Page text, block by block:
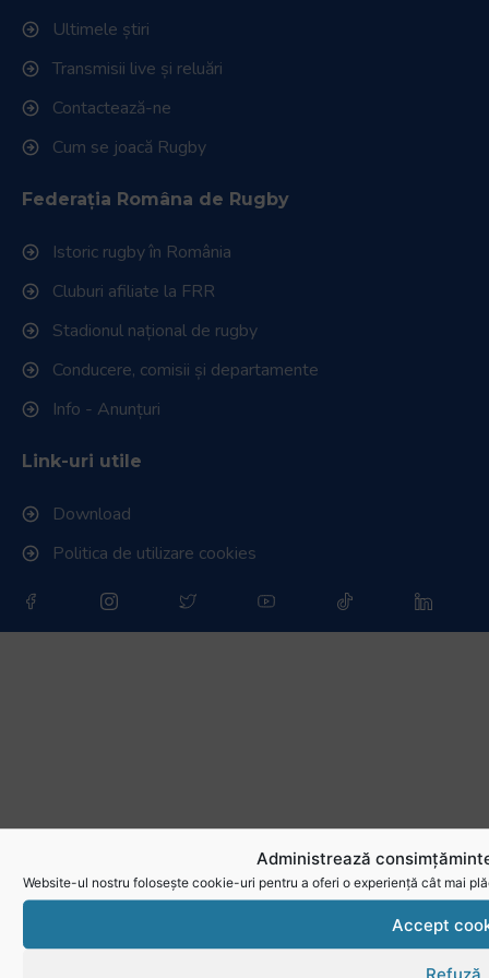
Administrează
Website-ul nostru folosește cookie-uri pentru a oferi o experiență cât mai
Accept
Refuză
Link-uri utile
Download
Politica de utilizare cookies